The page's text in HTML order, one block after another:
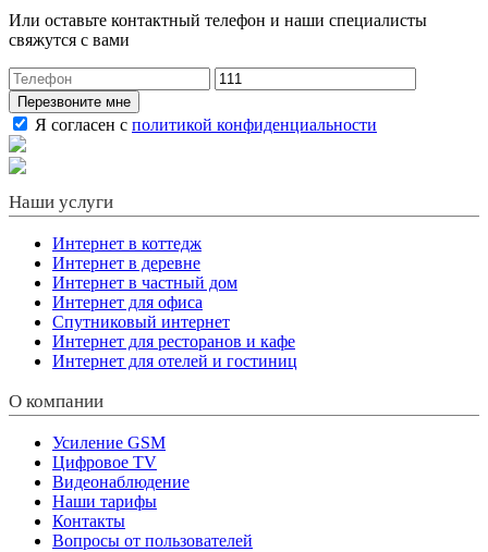
Или оставьте контактный телефон и наши специалисты
свяжутся с вами
Перезвоните мне
Я согласен с политикой конфиденциальности
Наши услуги
Интернет в коттедж
Интернет в деревне
Интернет в частный дом
Интернет для офиса
Спутниковый интернет
Интернет для ресторанов и кафе
Интернет для отелей и гостиниц
О компании
Усиление GSM
Цифровое TV
Видеонаблюдение
Наши тарифы
Контакты
Вопросы от пользователей